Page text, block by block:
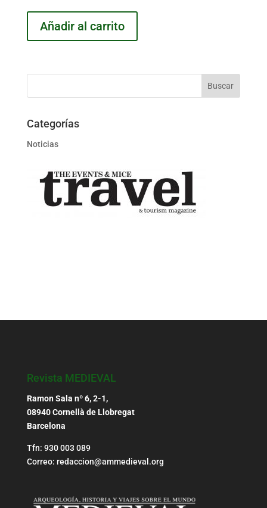
Añadir al carrito
Categorías
Noticias
Revista MEDIEVAL
Ramon Sala nº 6, 2-1,
08940 Cornellà de Llobregat
Barcelona
Tfn: 930 003 089
Correo: redaccion@ammedieval.org